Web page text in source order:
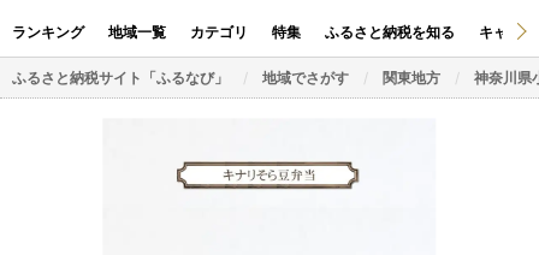
ランキング 地域一覧 カテゴリ 特集 ふるさと納税を知る キャン
ふるさと納税サイト「ふるなび」 地域でさがす 関東地方 神奈川県